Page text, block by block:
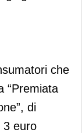
che
“Premiata
di
3 euro